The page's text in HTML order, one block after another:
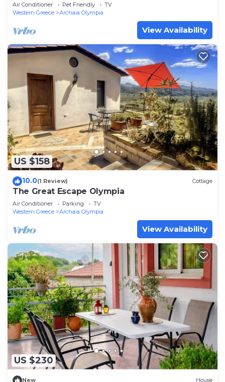
Air Conditioner Pet Friendly
TV
Western Greece
Archaia Olympia
View Availability
US $158
10.0(1 Review) Cottage
The Great Escape Olympia
Air Conditioner Parking
TV
Western Greece
Archaia Olympia
View Availability
US $230
New House